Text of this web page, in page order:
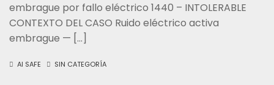
embrague por fallo eléctrico 1440 – INTOLERABLE
CONTEXTO DEL CASO Ruido eléctrico activa
embrague — […]
AI SAFE SIN CATEGORÍA